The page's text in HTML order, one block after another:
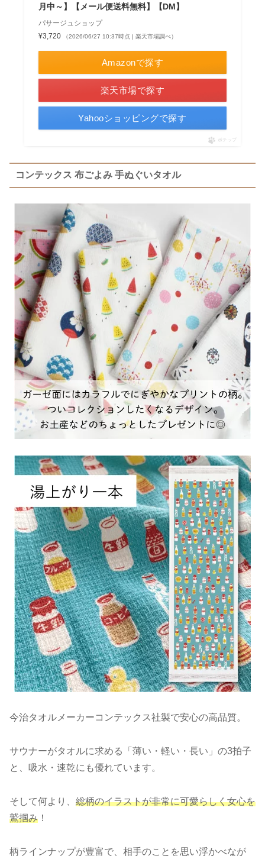
月中～】【メール便送料無料】【DM】
パサージュショップ
¥3,720
（2026/06/27 10:37時点 | 楽天市場調べ）
Amazonで探す
楽天市場で探す
Yahooショッピングで探す
ポチップ
コンテックス 布ごよみ 手ぬぐいタオル
今治タオルメーカーコンテックス社製で安心の高品質。
サウナーがタオルに求める「薄い・軽い・長い」の3拍子
と、吸水・速乾にも優れています。
そして何より、 総柄のイラストが非常に可愛らしく女心を
鷲掴み ！
柄ラインナップが豊富で、相手のことを思い浮かべなが